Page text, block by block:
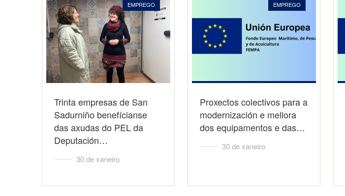
EMPREGO
Trinta empresas de San
Sadurniño benefícianse
das axudas do PEL da
Deputación…
30 de xaneiro
EMPREGO
Proxectos colectivos para a
modernización e mellora
dos equipamentos e das…
30 de xaneiro